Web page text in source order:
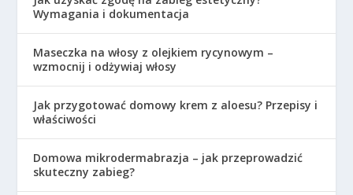
Wymagania i dokumentacja
Maseczka na włosy z olejkiem rycynowym –
wzmocnij i odżywiaj włosy
Jak przygotować domowy krem z aloesu? Przepisy i
właściwości
Domowa mikrodermabrazja – jak przeprowadzić
skuteczny zabieg?